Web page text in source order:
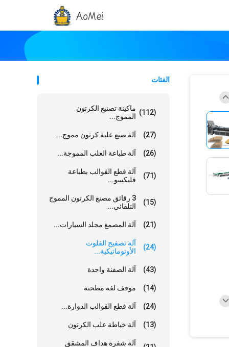
الفئات
ماكينة تصنيع الكرتون
المموج...
(112)
آلة صنع علبة كرتون مموج... (27)
آلة طباعة العلب المموجة... (26)
آلة قطع القوالب بطباعة
فليكسو...
(71)
3 رقائق مصنع الكرتون المموج
التلقائي...
(15)
آلة المصمغ مجلد السيارات... (21)
آلة تصفيح الفلوت
الأوتوماتيكية...
(24)
آلة الصفنة واحدة (43)
موقف لفة مطحنة (14)
آلة قطع القوالب الدوارة... (24)
آلة خياطة علب الكرتون (13)
آلة شفرة هداف المشقق